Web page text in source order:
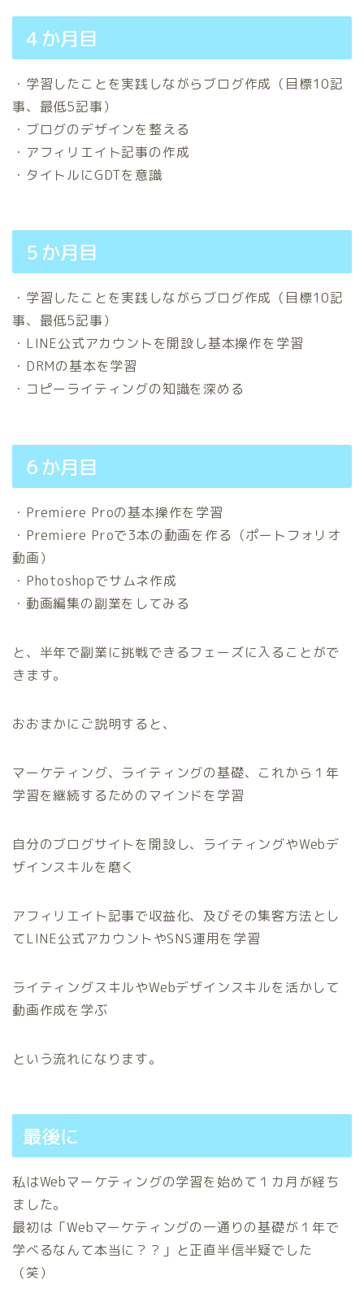
４か月目
・学習したことを実践しながらブログ作成（目標10記
事、最低5記事）
・ブログのデザインを整える
・アフィリエイト記事の作成
・タイトルにGDTを意識
５か月目
・学習したことを実践しながらブログ作成（目標10記
事、最低5記事）
・LINE公式アカウントを開設し基本操作を学習
・DRMの基本を学習
・コピーライティングの知識を深める
６か月目
・Premiere Proの基本操作を学習
・Premiere Proで3本の動画を作る（ポートフォリオ
動画）
・Photoshopでサムネ作成
・動画編集の副業をしてみる
と、半年で副業に挑戦できるフェーズに入ることがで
きます。
おおまかにご説明すると、
マーケティング、ライティングの基礎、これから１年
学習を継続するためのマインドを学習
自分のブログサイトを開設し、ライティングやWebデ
ザインスキルを磨く
アフィリエイト記事で収益化、及びその集客方法とし
てLINE公式アカウントやSNS運用を学習
ライティングスキルやWebデザインスキルを活かして
動画作成を学ぶ
という流れになります。
最後に
私はWebマーケティングの学習を始めて１カ月が経ち
ました。
最初は「Webマーケティングの一通りの基礎が１年で
学べるなんて本当に？？」と正直半信半疑でした
（笑）